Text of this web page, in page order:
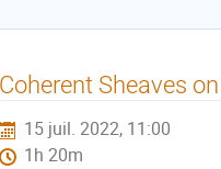
Coherent Sheaves
15 juil. 2022, 11:00
1h 20m